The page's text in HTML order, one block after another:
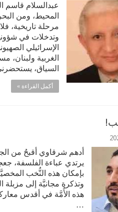
عبدالسلام قاسم
المحيط، ومن
مرحلة تاريخية،
وتدخلات في
الإسرائيلي
الغربية ولبنان،
السياق،
أكمل القراءة »
أدهم شرقاوي أقبحُ من
يرتدي عباءة الفلسفة،
بإمكان هذه النُّخب
وتذكرة مجانيَّة إلى مزبلة
هذه الأُمَّة في أقدس
…